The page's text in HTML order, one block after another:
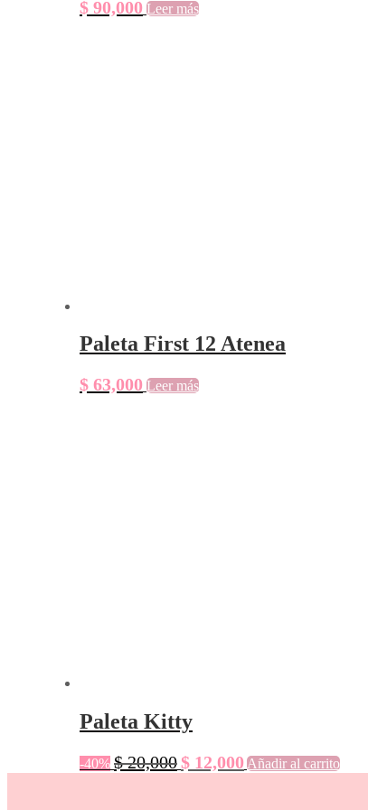
$ 90,000 Leer más
Paleta First 12 Atenea
$ 63,000 Leer más
Paleta Kitty
-40% $20,000$ 12,000Añadir al carrito